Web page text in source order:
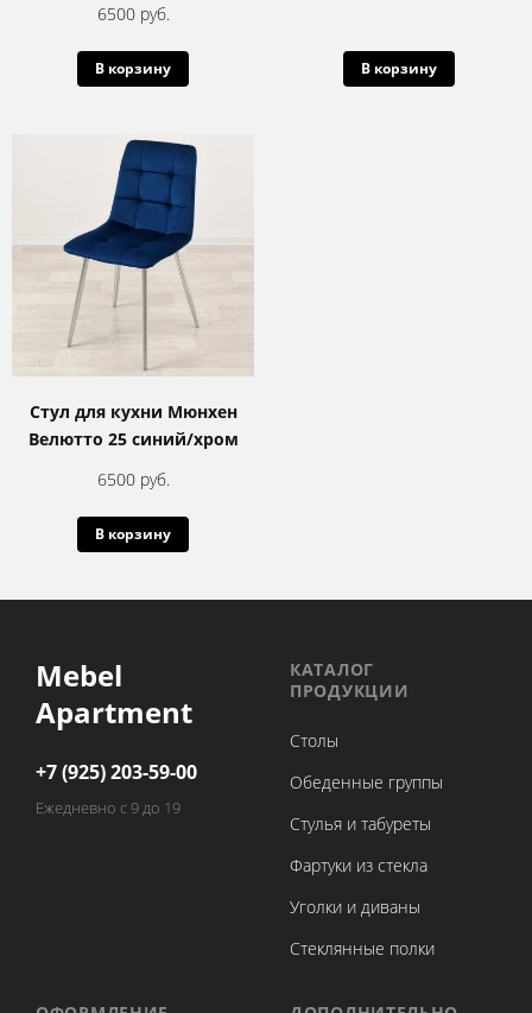
6500 руб.
В корзину В корзину
Стул для кухни Мюнхен
Велютто 25 синий/хром
6500 руб.
В корзину
Mebel
Apartment
+7 (925) 203-59-00
Ежедневно с 9 до 19
КАТАЛОГ
ПРОДУКЦИИ
Столы
Обеденные группы
Стулья и табуреты
Фартуки из стекла
Уголки и диваны
Стеклянные полки